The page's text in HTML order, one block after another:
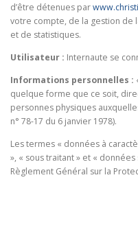
d’être détenues par
votre compte, de la gestion de
et de statistiques.
Utilisateur : Internaute se
Informations personnelles :
quelque forme que ce soit,
personnes physiques
n° 78-17 du 6 janvier 1978).
Les termes « données à
», « sous traitant » et «
Règlement Général sur la